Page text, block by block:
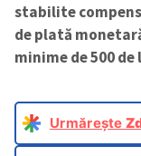
stabilite
de plată
minime de 500 de
Urmărește